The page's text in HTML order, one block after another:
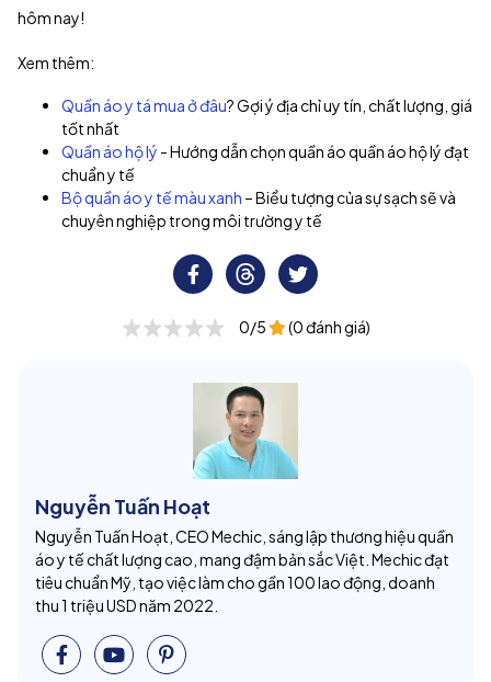
hôm nay!
Xem thêm:
Quần áo y tá mua ở đâu? Gợi ý địa chỉ uy tín, chất lượng, giá
tốt nhất
Quần áo hộ lý - Hướng dẫn chọn quần áo quần áo hộ lý đạt
chuẩn y tế
Bộ quần áo y tế màu xanh – Biểu tượng của sự sạch sẽ và
chuyên nghiệp trong môi trường y tế
0/5 (0 đánh giá)
Nguyễn Tuấn Hoạt
Nguyễn Tuấn Hoạt, CEO Mechic, sáng lập thương hiệu quần
áo y tế chất lượng cao, mang đậm bản sắc Việt. Mechic đạt
tiêu chuẩn Mỹ, tạo việc làm cho gần 100 lao động, doanh
thu 1 triệu USD năm 2022.